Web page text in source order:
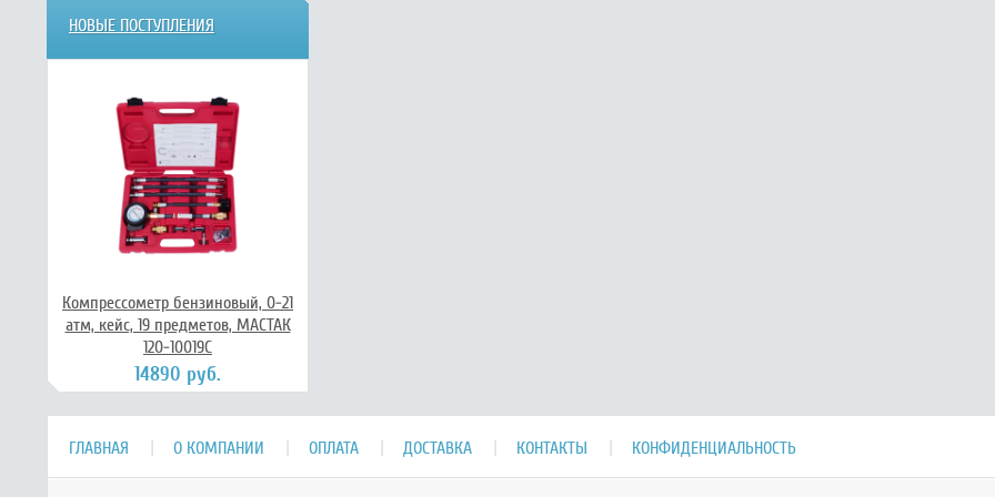
НОВЫЕ ПОСТУПЛЕНИЯ
Компрессометр бензиновый, 0-21
атм, кейс, 19 предметов, МАСТАК
120-10019C
14890 руб.
ГЛАВНАЯ О КОМПАНИИ ОПЛАТА ДОСТАВКА КОНТАКТЫ КОНФИДЕНЦИАЛЬНОСТЬ